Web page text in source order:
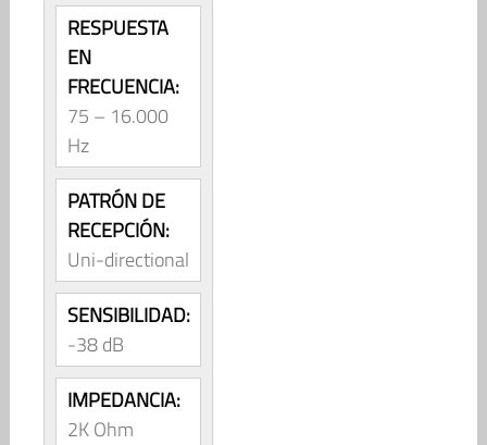
RESPUESTA
EN
FRECUENCIA:
75 – 16.000
Hz
PATRÓN DE
RECEPCIÓN:
Uni-directional
SENSIBILIDAD:
-38 dB
IMPEDANCIA:
2K Ohm